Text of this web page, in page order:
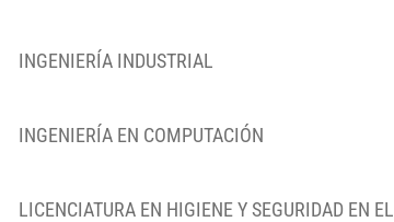
INGENIERÍA INDUSTRIAL
INGENIERÍA EN COMPUTACIÓN
LICENCIATURA EN HIGIENE Y SEGURIDAD EN EL